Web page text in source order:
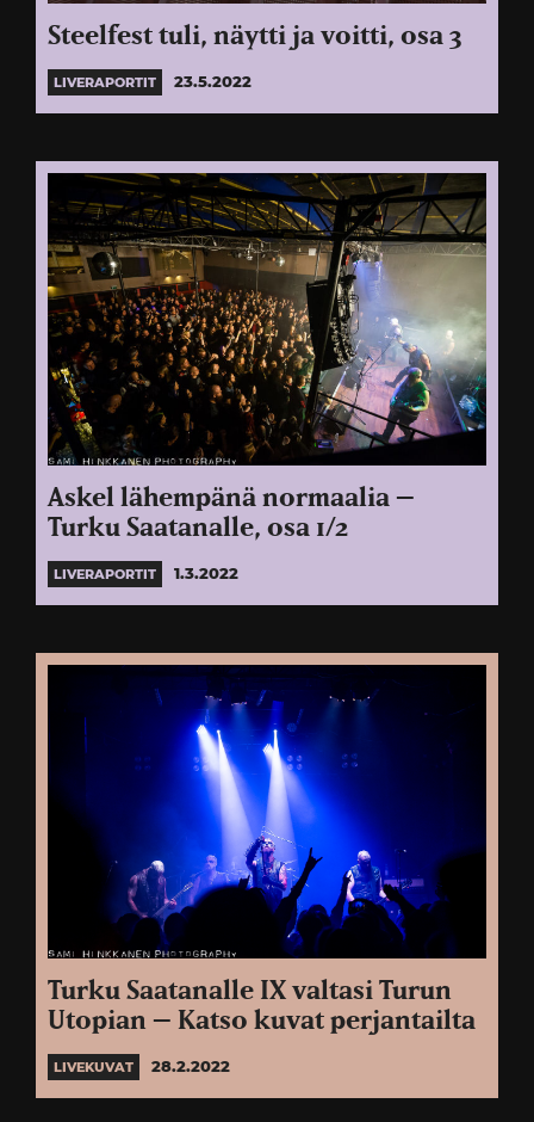
Steelfest tuli, näytti ja voitti, osa 3
LIVERAPORTIT 23.5.2022
Askel lähempänä normaalia –
Turku Saatanalle, osa 1/2
LIVERAPORTIT 1.3.2022
Turku Saatanalle IX valtasi Turun
Utopian – Katso kuvat perjantailta
LIVEKUVAT 28.2.2022